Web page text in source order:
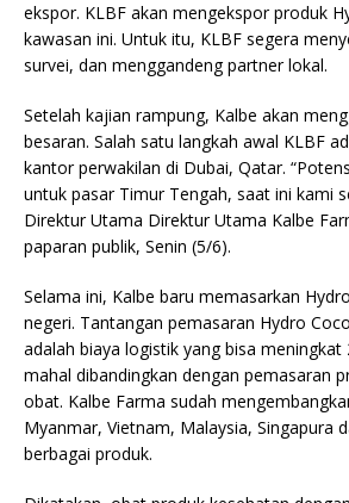
ekspor. KLBF akan mengekspor produk
kawasan ini. Untuk itu, KLBF segera
survei, dan menggandeng partner lokal.
Setelah kajian rampung, Kalbe akan
besaran. Salah satu langkah awal KLBF
kantor perwakilan di Dubai, Qatar.
untuk pasar Timur Tengah, saat ini kami
Direktur Utama Direktur Utama Kalbe
paparan publik, Senin (5/6).
Selama ini, Kalbe baru memasarkan
negeri. Tantangan pemasaran Hydro
adalah biaya logistik yang bisa meningkat
mahal dibandingkan dengan pemasaran
obat. Kalbe Farma sudah
Myanmar, Vietnam, Malaysia, Singapura
berbagai produk.